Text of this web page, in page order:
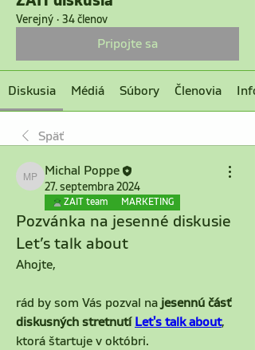
Verejný · 34 členov
Pripojte sa
Diskusia Médiá Súbory Členovia
Späť
Michal Poppe
Michal Poppe
27. septembra 2024
ZAIT team MARKETING
Pozvánka na jesenné diskusie
Let’s talk about
Ahojte,
rád by som Vás pozval na jesennú čásť
diskusných stretnutí Let's talk about,
ktorá štartuje v októbri.